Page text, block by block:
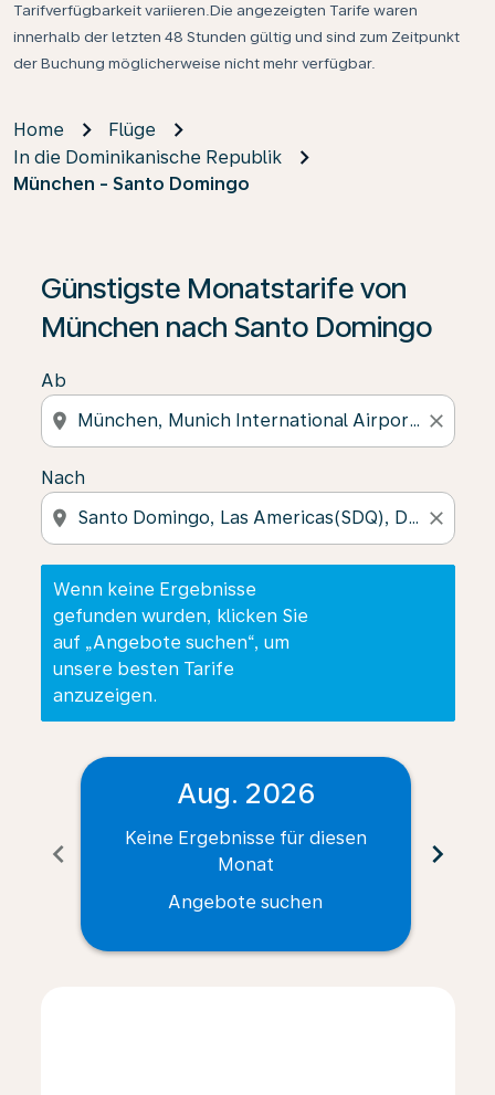
Tarifverfügbarkeit variieren.Die angezeigten Tarife waren
innerhalb der letzten 48 Stunden gültig und sind zum Zeitpunkt
der Buchung möglicherweise nicht mehr verfügbar.
Home
Flüge
In die Dominikanische Republik
München - Santo Domingo
Günstigste Monatstarife von
München nach Santo Domingo
Ab
location_on close
Nach
location_on close
Wenn keine Ergebnisse
gefunden wurden, klicken Sie
auf „Angebote suchen“, um
unsere besten Tarife
anzuzeigen.
Wenn keine Ergebnisse gefunden wurden, klicken
chevron_left
Aug. 2026
Keine Ergebnisse für diesen
Monat
Angebote suchen
chevron_right